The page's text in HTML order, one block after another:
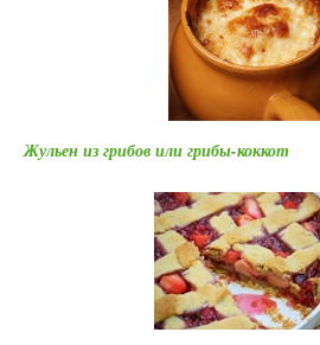
Жульен из грибов или грибы-коккот